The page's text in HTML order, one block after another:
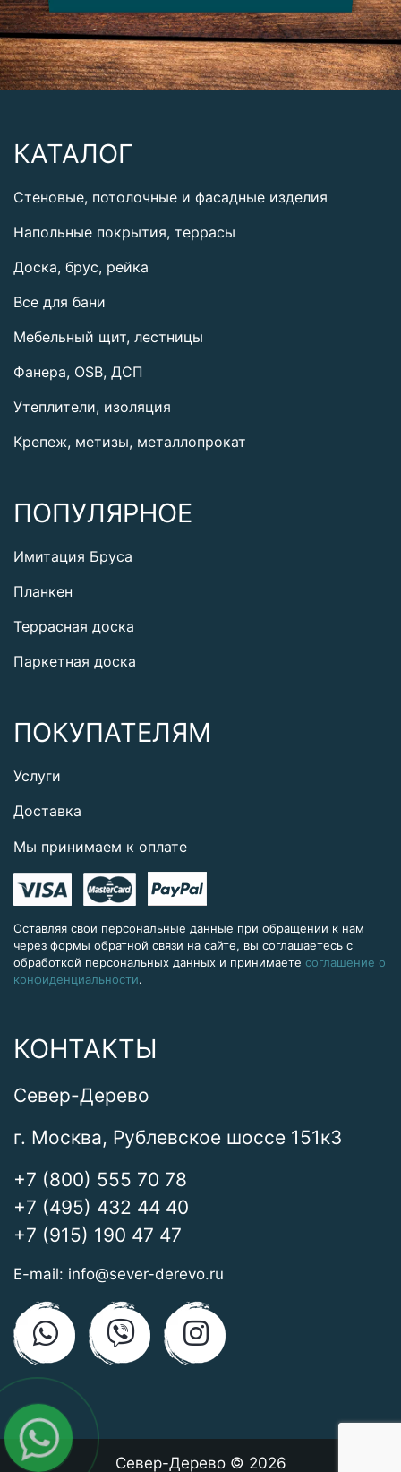
КАТАЛОГ
Стеновые, потолочные и фасадные изделия
Напольные покрытия, террасы
Доска, брус, рейка
Все для бани
Мебельный щит, лестницы
Фанера, OSB, ДСП
Утеплители, изоляция
Крепеж, метизы, металлопрокат
ПОПУЛЯРНОЕ
Имитация Бруса
Планкен
Террасная доска
Паркетная доска
ПОКУПАТЕЛЯМ
Услуги
Доставка
Мы принимаем к оплате
Оставляя свои персональные данные при обращении к нам
через формы обратной связи на сайте, вы соглашаетесь с
обработкой персональных данных и принимаете соглашение о
конфиденциальности.
КОНТАКТЫ
Север-Дерево
г. Москва, Рублевское шоссе 151к3
+7 (800) 555 70 78
+7 (495) 432 44 40
+7 (915) 190 47 47
E-mail: info@sever-derevo.ru
Север-Дерево © 2026